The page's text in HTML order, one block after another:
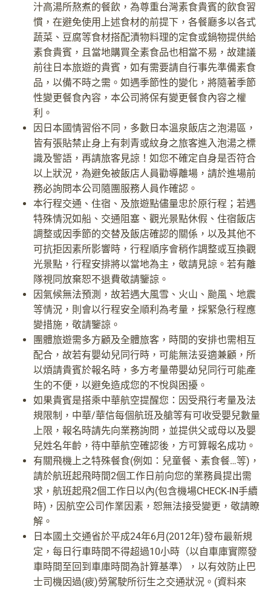
汁高湯所熬煮的餐飲，為尊重台灣素食貴賓的飲食習
慣，在避免使用上述食材的前提下，各餐廳多以各式
蔬菜、豆腐等食材搭配漬物料理的定食或鍋物提供給
素食貴賓，且當地購買全素食品也相當不易，故建議
前往日本旅遊的貴賓，如有需要請自行事先準備素食
品，以備不時之需。如遇季節性的變化，將隨著季節
性變更餐食內容，本公司將保有變更餐食內容之權
利。
因日本國情習俗不同，多數日本溫泉飯店之泡湯區，
皆有張貼禁止身上有刺青或紋身之旅客進入泡湯之標
識及警語，再請旅客見諒！如您不確定自身是否符合
以上狀況，為避免被飯店人員勸導離場，請於進場前
務必詢問本公司隨團服務人員作確認。
本行程交通、住宿、及旅遊點儘量忠於原行程；若遇
特殊情況如船、交通阻塞、觀光景點休假、住宿飯店
調整或因季節的交替及飯店確認的關係，以及其他不
可抗拒因素所影響時，行程順序會稍作調整或互換觀
光景點，行程安排將以當地為主，敬請見諒。若有離
隊視同放棄恕不退費敬請鑒諒。
因氣候無法預測，故若遇大風雪、火山、颱風、地震
等情況，則會以行程安全順利為考量，採緊急行程應
變措施，敬請鑒諒。
團體旅遊需多方顧及全體旅客，時間的安排也需相互
配合，故若有嬰幼兒同行時，可能無法妥適兼顧，所
以煩請貴賓於報名時，多方考量帶嬰幼兒同行可能產
生的不便，以避免造成您的不悅與困擾。
如果貴賓是搭乘中華航空提醒您：因受飛行考量及法
規限制，中華/華信每個航班及艙等有可收受嬰兒數量
上限，報名時請先向業務詢問，並提供父或母以及嬰
兒姓名年齡，待中華航空確認後，方可算報名成功。
有關飛機上之特殊餐食(例如：兒童餐、素食餐…等)，
請於航班起飛時間2個工作日前向您的業務員提出需
求，航班起飛2個工作日以內(包含機場CHECK-IN手續
時)，因航空公司作業因素，恕無法接受變更，敬請瞭
解。
日本國土交通省於平成24年6月(2012年)發布最新規
定，每日行車時間不得超過10小時（以自車庫實際發
車時間至回到車庫時間為計算基準），以有效防止巴
士司機因過(疲)勞駕駛所衍生之交通狀況。(資料來